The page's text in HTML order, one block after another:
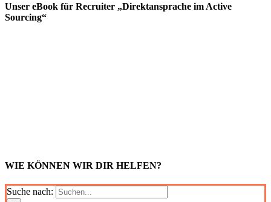
Unser eBook für Recruiter „Direktansprache im Active
Sourcing“
WIE KÖNNEN WIR DIR HELFEN?
Suche nach: